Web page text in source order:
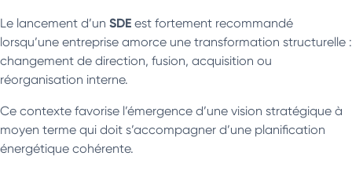
Le lancement d’un SDE est fortement recommandé
lorsqu’une entreprise amorce une transformation structurelle :
changement de direction, fusion, acquisition ou
réorganisation interne.
Ce contexte favorise l’émergence d’une vision stratégique à
moyen terme qui doit s’accompagner d’une planification
énergétique cohérente.